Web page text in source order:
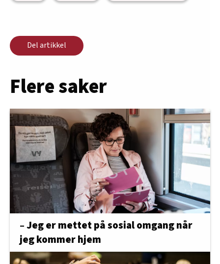
Del artikkel
Flere saker
– Jeg er mettet på sosial omgang når
jeg kommer hjem